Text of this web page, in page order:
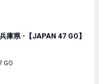
庫県 -【JAPAN 47 GO】
GO